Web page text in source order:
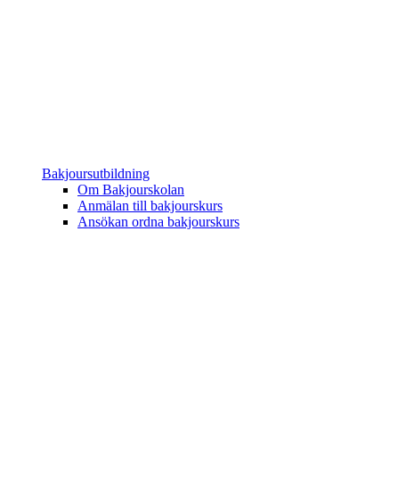
Bakjoursutbildning
Om Bakjourskolan
Anmälan till bakjourskurs
Ansökan ordna bakjourskurs